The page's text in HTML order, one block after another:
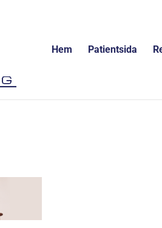
Hem Patientsida